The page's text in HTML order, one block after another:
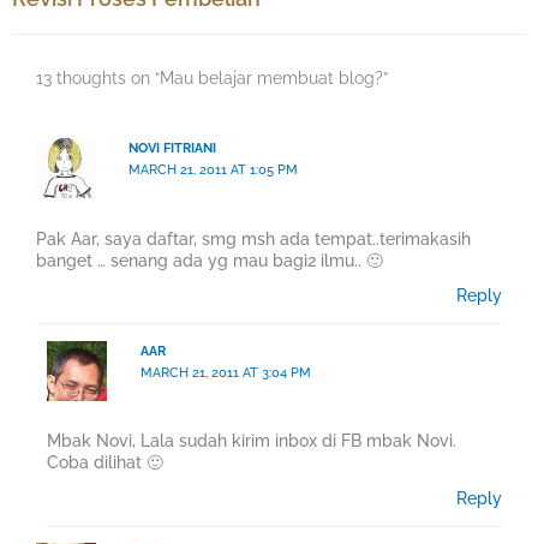
13 thoughts on “Mau belajar membuat blog?”
NOVI FITRIANI
MARCH 21, 2011 AT 1:05 PM
Pak Aar, saya daftar, smg msh ada tempat..terimakasih
banget … senang ada yg mau bagi2 ilmu.. 🙂
Reply
AAR
MARCH 21, 2011 AT 3:04 PM
Mbak Novi, Lala sudah kirim inbox di FB mbak Novi.
Coba dilihat 🙂
Reply